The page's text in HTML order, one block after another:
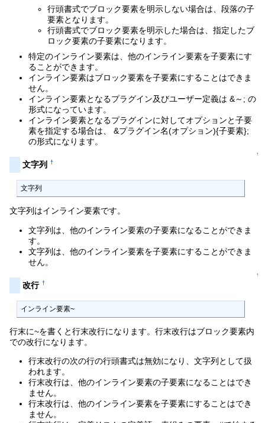
行頭書式でブロック要素を明示しない場合は、段落の子
要素となります。
行頭書式でブロック要素を明示した場合は、指定したブ
ロック要素の子要素になります。
特定のインライン要素は、他のインライン要素を子要素にす
ることができます。
インライン要素はブロック要素を子要素にすることはできま
せん。
インライン要素となるプラグイン及びユーザー定義は &～; の
形式になっています。
インライン要素となるプラグインに対してオプションと子要
素を指定する場合は、 &プラグイン名(オプション){子要素};
の形式になります。
↑
文字列 †
文字列
文字列はインライン要素です。
文字列は、他のインライン要素の子要素になることができま
す。
文字列は、他のインライン要素を子要素にすることができま
せん。
↑
改行 †
インライン要素~
行末に~を書くと行末改行になります。行末改行はブロック要素内
での改行になります。
行末改行の次の行の行頭書式は無効になり、文字列として扱
われます。
行末改行は、他のインライン要素の子要素になることはでき
ません。
行末改行は、他のインライン要素を子要素にすることはでき
ません。